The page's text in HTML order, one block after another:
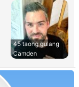
45 taong gulang
Camden